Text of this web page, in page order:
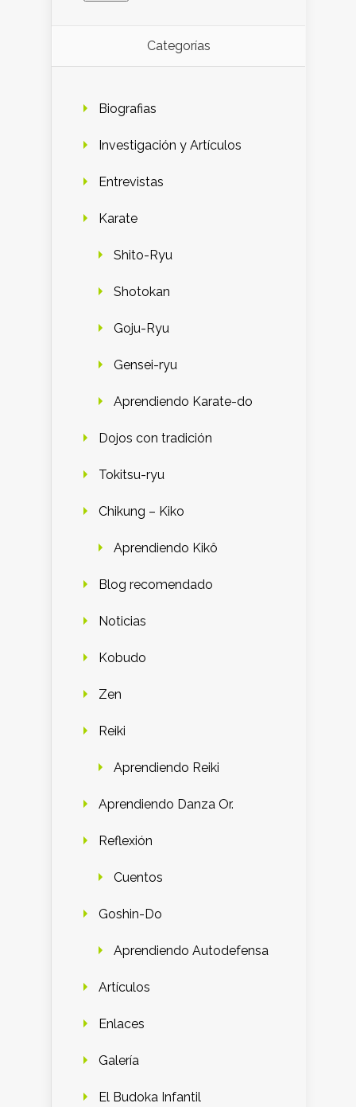
Categorías
Biografias
Investigación y Artículos
Entrevistas
Karate
Shito-Ryu
Shotokan
Goju-Ryu
Gensei-ryu
Aprendiendo Karate-do
Dojos con tradición
Tokitsu-ryu
Chikung – Kiko
Aprendiendo Kikô
Blog recomendado
Noticias
Kobudo
Zen
Reiki
Aprendiendo Reiki
Aprendiendo Danza Or.
Reflexión
Cuentos
Goshin-Do
Aprendiendo Autodefensa
Artículos
Enlaces
Galería
El Budoka Infantil